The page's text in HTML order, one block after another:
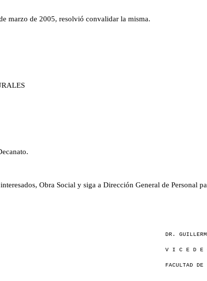
marzo de 2005, resolvió convalidar la misma.
Obra Social y siga a Dirección General de Personal
DR.
V I C E D E
FACULTAD DE